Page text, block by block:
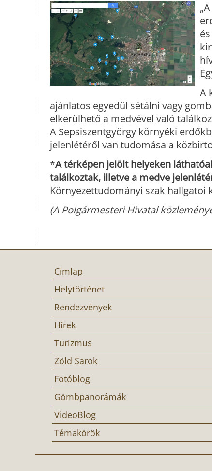
A
ajánlatos egyedül sétálni vagy
elkerülhető a medvével való
A Sepsiszentgyörgy környéki
jelenlétéről van tudomása a
*A térképen jelölt helyeken
találkoztak, illetve a medve
Környezettudományi szak hallgatoi
(A Polgármesteri Hivatal
Címlap
Helytörténet
Rendezvények
Hírek
Turizmus
Zöld Sarok
Fotóblog
Gömbpanorámák
VideoBlog
Témakörök